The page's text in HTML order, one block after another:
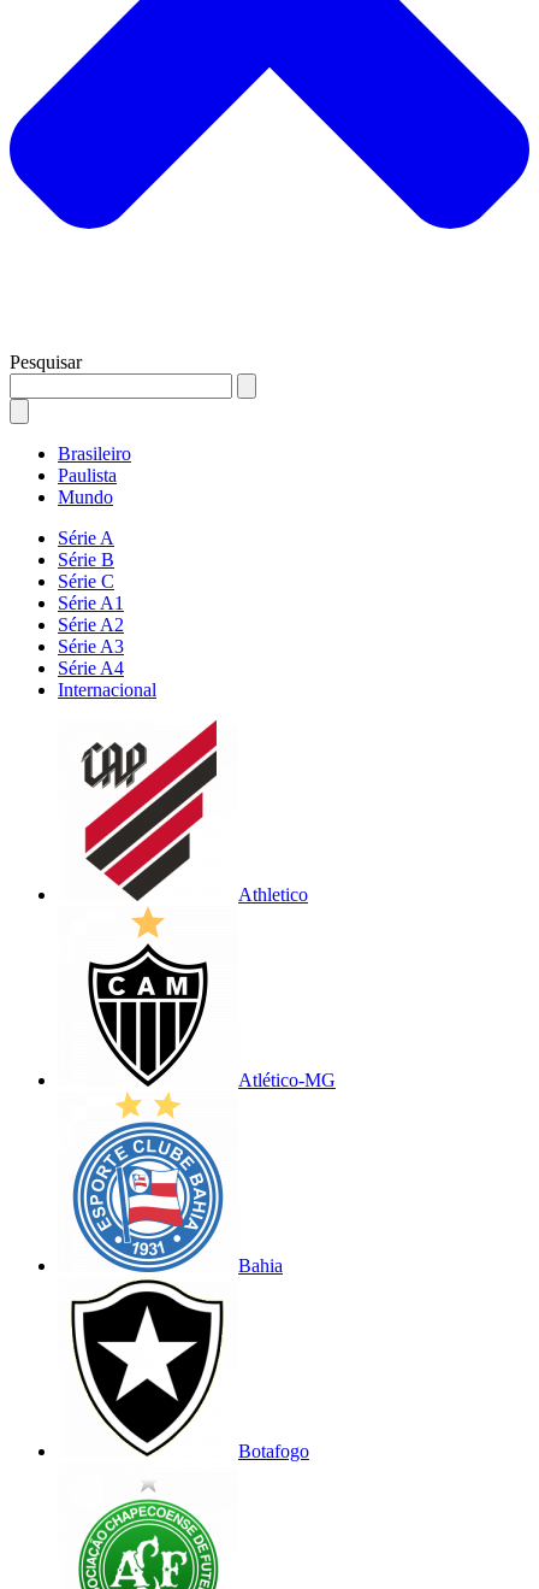
Pesquisar
Brasileiro
Paulista
Mundo
Série A
Série B
Série C
Série A1
Série A2
Série A3
Série A4
Internacional
Athletico
Atlético-MG
Bahia
Botafogo